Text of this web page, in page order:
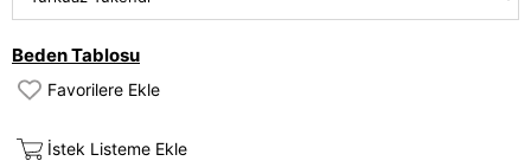
Beden Tablosu
Favorilere Ekle
İstek Listeme Ekle